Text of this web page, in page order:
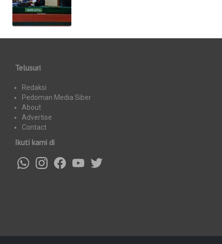
Telusuri
Redaksi
Pedoman Media Siber
About
Advertise
Contact
Ikuti kami di